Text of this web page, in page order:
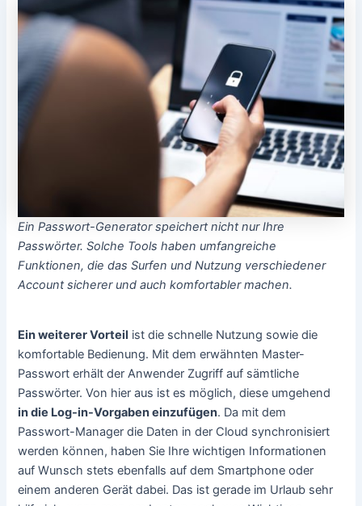
Ein Passwort-Generator speichert nicht nur Ihre
Passwörter. Solche Tools haben umfangreiche
Funktionen, die das Surfen und Nutzung verschiedener
Account sicherer und auch komfortabler machen.
Ein weiterer Vorteil ist die schnelle Nutzung sowie die
komfortable Bedienung. Mit dem erwähnten Master-
Passwort erhält der Anwender Zugriff auf sämtliche
Passwörter. Von hier aus ist es möglich, diese umgehend
in die Log-in-Vorgaben einzufügen. Da mit dem
Passwort-Manager die Daten in der Cloud synchronisiert
werden können, haben Sie Ihre wichtigen Informationen
auf Wunsch stets ebenfalls auf dem Smartphone oder
einem anderen Gerät dabei. Das ist gerade im Urlaub sehr